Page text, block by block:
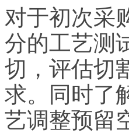
对于初次采
分的工艺测
切，评估切
求。同时了
艺调整预留